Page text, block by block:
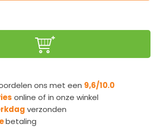
ons met een 9,6/10.0
online of in onze winkel
verzonden
betaling